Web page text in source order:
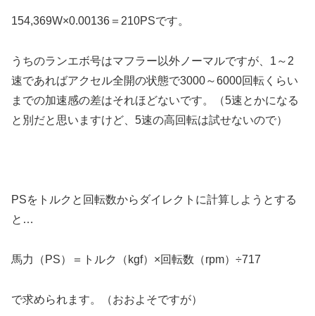
154,369W×0.00136＝210PSです。
うちのランエボ号はマフラー以外ノーマルですが、1～2
速であればアクセル全開の状態で3000～6000回転くらい
までの加速感の差はそれほどないです。（5速とかになる
と別だと思いますけど、5速の高回転は試せないので）
PSをトルクと回転数からダイレクトに計算しようとする
と…
馬力（PS）＝トルク（kgf）×回転数（rpm）÷717
で求められます。（おおよそですが）